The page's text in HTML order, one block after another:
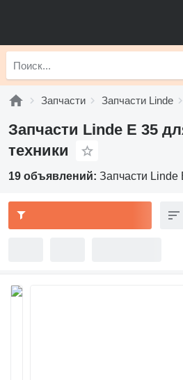
Запчасти Запчасти Linde
Запчасти Linde E 35
техники
19 объявлений: Запчасти Linde